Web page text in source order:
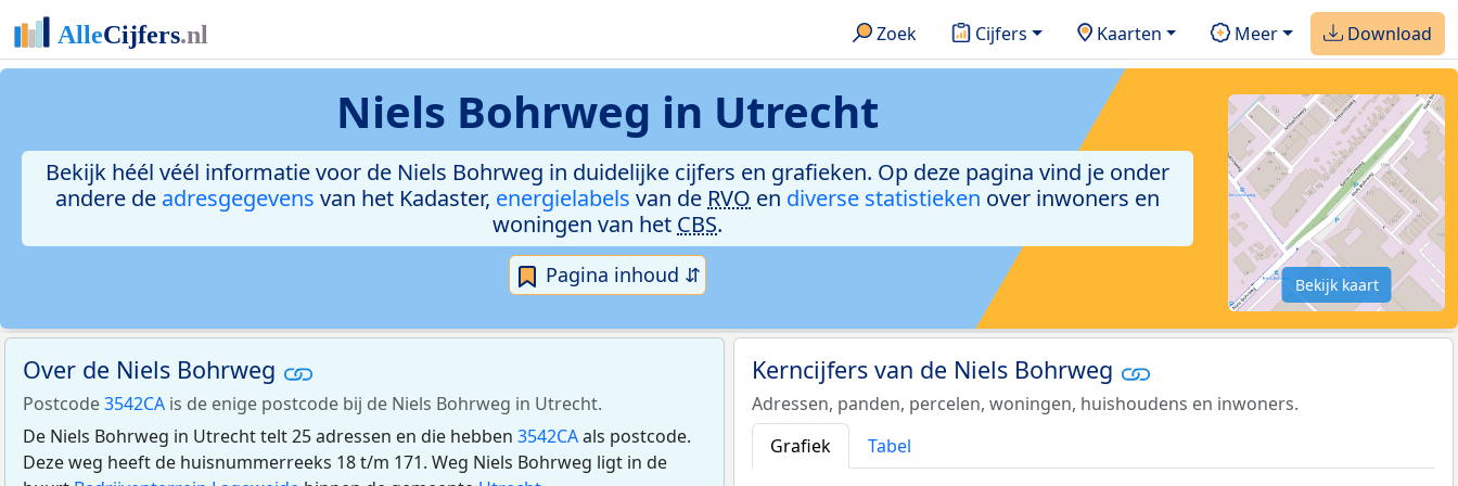
Zoek Cijfers Kaarten Meer Download
Niels Bohrweg in Utrecht
Bekijk héél véél informatie voor de Niels Bohrweg in duidelijke cijfers en grafieken. Op deze pagina vind je onder
andere de adresgegevens van het Kadaster, energielabels van de RVO en diverse statistieken over inwoners en
woningen van het CBS.
Pagina inhoud ⇵ Bekijk kaart
Over de Niels Bohrweg
Postcode3542CA is de enige postcode bij de Niels Bohrweg in Utrecht.
De Niels Bohrweg in Utrecht telt 25 adressen en die hebben 3542CAals postcode.
Deze weg heeft de huisnummerreeks 18 t/m 171. Weg Niels Bohrweg ligt in de
Kerncijfers van de Niels Bohrweg
Adressen, panden, percelen, woningen, huishoudens en inwoners.
Grafiek
Tabel